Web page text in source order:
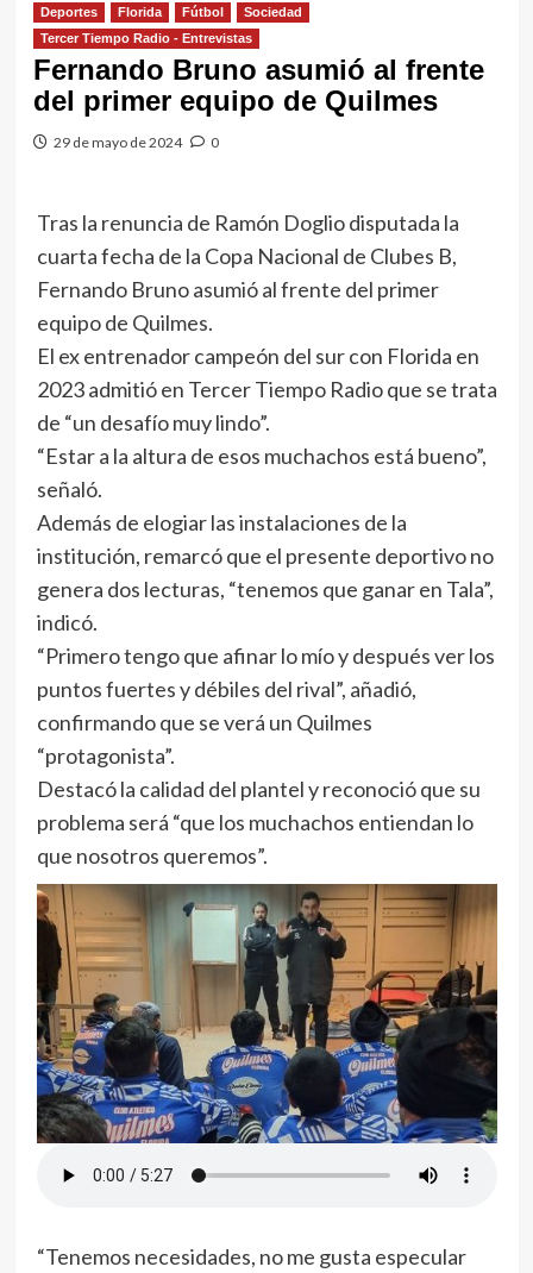
Deportes Florida Fútbol
Sociedad
Tercer Tiempo Radio - Entrevistas
Fernando Bruno asumió al frente
del primer equipo de Quilmes
29 de mayo de 2024 0
Tras la renuncia de Ramón Doglio disputada la
cuarta fecha de la Copa Nacional de Clubes B,
Fernando Bruno asumió al frente del primer
equipo de Quilmes.
El ex entrenador campeón del sur con Florida en
2023 admitió en Tercer Tiempo Radio que se trata
de “un desafío muy lindo”.
“Estar a la altura de esos muchachos está bueno”,
señaló.
Además de elogiar las instalaciones de la
institución, remarcó que el presente deportivo no
genera dos lecturas, “tenemos que ganar en Tala”,
indicó.
“Primero tengo que afinar lo mío y después ver los
puntos fuertes y débiles del rival”, añadió,
confirmando que se verá un Quilmes
“protagonista”.
Destacó la calidad del plantel y reconoció que su
problema será “que los muchachos entiendan lo
que nosotros queremos”.
“Tenemos necesidades, no me gusta especular